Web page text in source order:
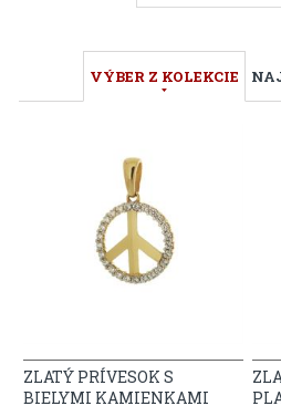
VÝBER Z KOLEKCIE
ZLATÝ PRÍVESOK S
BIELYMI KAMIENKAMI